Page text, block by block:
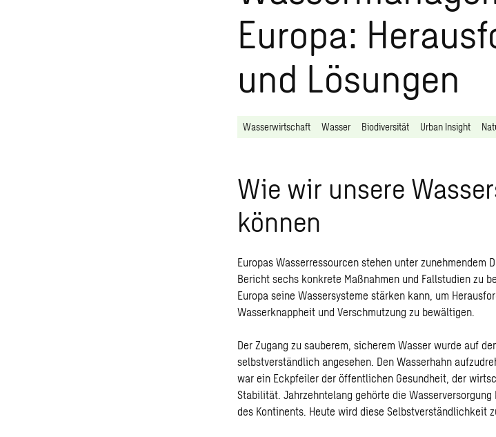
Europa:
und Lösungen
Wasserwirtschaft Wasser Biodiversität Urban Insight
Wie wir unsere
können
Europas Wasserressourcen stehen unter zunehmendem
Bericht sechs konkrete Maßnahmen und Fallstudien zu
Europa seine Wassersysteme stärken kann, um
Wasserknappheit und Verschmutzung zu bewältigen.
Der Zugang zu sauberem, sicherem Wasser wurde auf
selbstverständlich angesehen. Den Wasserhahn
war ein Eckpfeiler der öffentlichen Gesundheit, der
Stabilität. Jahrzehntelang gehörte die
des Kontinents. Heute wird diese Selbstverständlichkeit